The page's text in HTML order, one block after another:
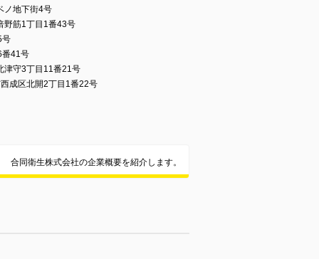
ノ地下街4号
野筋1丁目1番43号
号
番41号
津守3丁目11番21号
成区北開2丁目1番22号
合同衛生株式会社の企業概要を紹介します。